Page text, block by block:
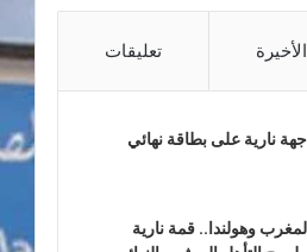
الأخيرة تعليقات
نارية على بطاقة نهائي
وهولندا.. قمة نارية